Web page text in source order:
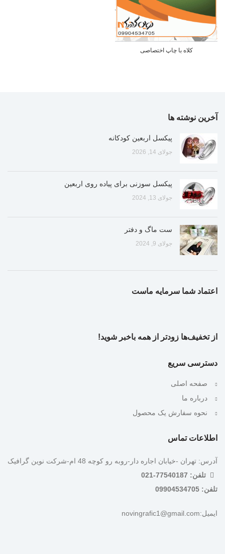
کلاه با چاپ اختصاصی
آخرین نوشته ها
پیکسل اربعین کودکانه
جولای 14, 2026
پیکسل سوزنی برای پیاده روی اربعین
جولای 13, 2024
ست ماگ و دفتر
جولای 9, 2024
اعتماد شما سرمایه ماست
از تخفیف‌ها زودتر از همه باخبر شوید!
دسترسی سریع
صفحه اصلی
درباره ما
نحوه سفارش یک محصول
اطلاعات تماس
آدرس: تهران -خیابان اجاره دار-روبه رو کوچه 48 ام-شرکت نوین گرافیک
تلفن: 77540187-021
تلفن: 09904534705
ایمیل:novingrafic1@gmail.com